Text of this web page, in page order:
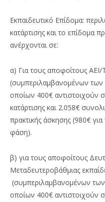
Εκπαιδευτικό Επίδομα:
κατάρτισης και το επίδομα
ανέρχονται σε:
α) Για τους αποφοίτους ΑΕΙ/
(συμπεριλαμβανομένων
οποίων 400€ αντιστοιχούν
κατάρτισης και 2.058€
πρακτικής άσκησης (980€ για
φάση).
β) για τους αποφοίτους
Μεταδευτεροβάθμιας
(συμπεριλαμβανομένων
οποίων 400€ αντιστοιχούν